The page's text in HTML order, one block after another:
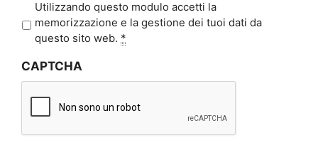
r
a
c
*
Utilizzando questo modulo accetti la
memorizzazione e la gestione dei tuoi dati da
questo sito web. *
CAPTCHA